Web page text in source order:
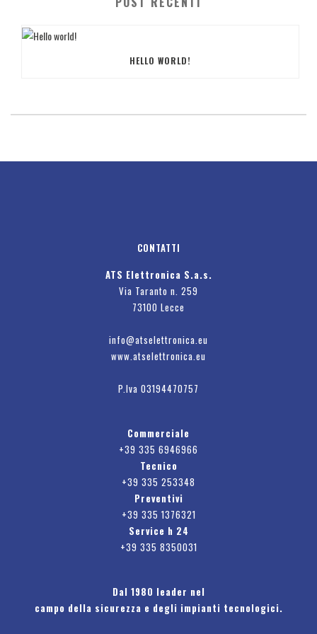
HELLO WORLD!
CONTATTI
ATS Elettronica S.a.s.
Via Taranto n. 259
73100 Lecce
info@atselettronica.eu
www.atselettronica.eu
P.Iva 03194470757
Commerciale
+39 335 6946966
Tecnico
+39 335 253348
Preventivi
+39 335 1376321
Service h 24
+39 335 8350031
Dal 1980 leader nel
campo della sicurezza e degli impianti tecnologici.